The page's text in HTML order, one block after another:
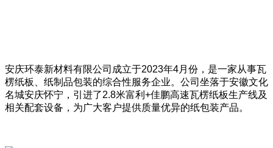
安庆环泰新材料有限公司成立于2023年4月份，是一家从事瓦
楞纸板、纸制品包装的综合性服务企业。公司坐落于安徽文化
名城安庆怀宁，引进了2.8米富利+佳鹏高速瓦楞纸板生产线及
相关配套设备，为广大客户提供质量优异的纸包装产品。